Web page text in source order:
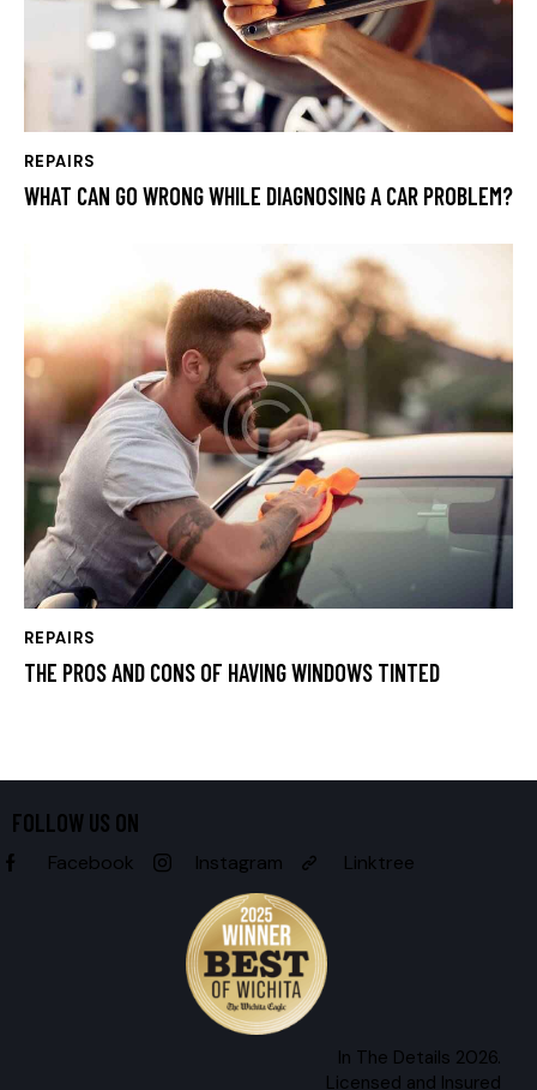
REPAIRS
WHAT CAN GO WRONG WHILE DIAGNOSING A CAR PROBLEM?
REPAIRS
THE PROS AND CONS OF HAVING WINDOWS TINTED
FOLLOW US ON
Facebook Instagram Linktree
In The Details 2026.
Licensed and Insured